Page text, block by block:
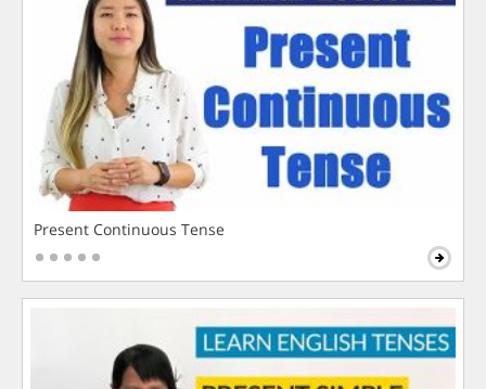
Present Continuous Tense